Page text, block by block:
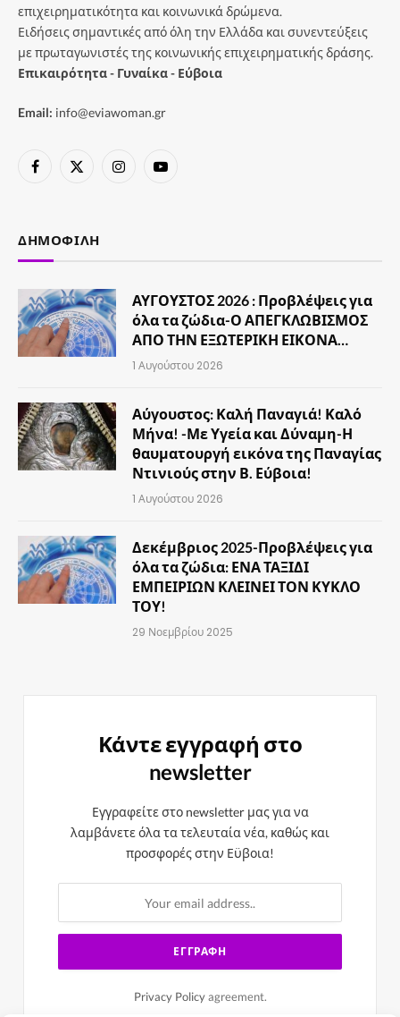
επιχειρηματικότητα και κοινωνικά δρώμενα.
Ειδήσεις σημαντικές από όλη την Ελλάδα και συνεντεύξεις
με πρωταγωνιστές της κοινωνικής επιχειρηματικής δράσης.
Επικαιρότητα - Γυναίκα - Εύβοια
Email: info@eviawoman.gr
Facebook
X
InstagramYouTube
ΔΗΜΟΦΙΛΉ
ΑΥΓΟΥΣΤΟΣ 2026 : Προβλέψεις για
όλα τα ζώδια-Ο ΑΠΕΓΚΛΩΒΙΣΜΟΣ
ΑΠΟ ΤΗΝ ΕΞΩΤΕΡΙΚΗ ΕΙΚΟΝΑ…
1 Αυγούστου 2026
Αύγουστος: Καλή Παναγιά! Καλό
Μήνα! -Με Υγεία και Δύναμη-Η
θαυματουργή εικόνα της Παναγίας
Ντινιούς στην Β. Εύβοια!
1 Αυγούστου 2026
Δεκέμβριος 2025-Προβλέψεις για
όλα τα ζώδια: ΕΝΑ ΤΑΞΙΔΙ
ΕΜΠΕΙΡΙΩΝ ΚΛΕΙΝΕΙ ΤΟΝ ΚΥΚΛΟ
ΤΟΥ!
29 Νοεμβρίου 2025
Κάντε εγγραφή στο
newsletter
Εγγραφείτε στο newsletter μας για να
λαμβάνετε όλα τα τελευταία νέα, καθώς και
προσφορές στην Εϋβοια!
Privacy Policyagreement.